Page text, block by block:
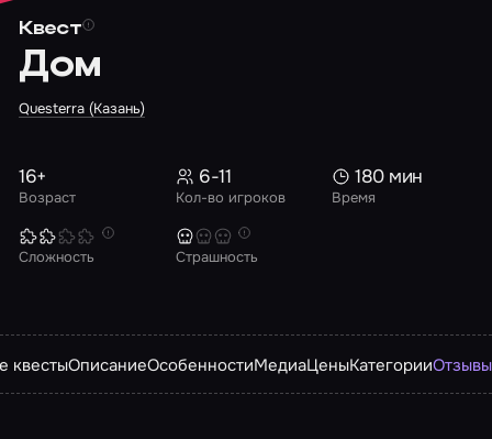
Квест
Дом
Questerra (Казань)
Возраст
16+
Кол-во игроков
6-11
Время
180 мин
Сложность Страшность
квестыОписаниеОсобенностиМедиаЦеныКатегорииОтзывы